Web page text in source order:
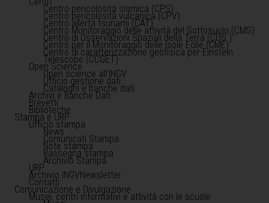
Centro pericolosità sismica (CPS)
Centro pericolosità vulcanica (CPV)
Centro allerta tsunami (CAT)
Centro Monitoraggio delle attività del Sottosuolo (CMS)
Centro di Osservazioni Spaziali della Terra (COS )
Centro per il Monitoraggio delle Isole Eolie (CME)
Centro di caratterizzazione geofisica per Einstein
Telescope (CCGET)
Open Science
Open science all'INGV
Ufficio gestione dati
Cataloghi e banche dati
Archivi e Banche Dati
Brevetti
Biblioteche
Stampa e URP
Ufficio stampa
News
Comunicati Stampa
Note stampa
Rassegna stampa
Archivio Stampa
URP
Archivio INGVNewsletter
Contatti
Comunicazione e Divulgazione
Musei, centri informativi e attività con le scuole